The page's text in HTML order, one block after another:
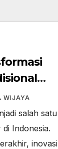
WIJAYA
salah satu
Indonesia.
inovasi